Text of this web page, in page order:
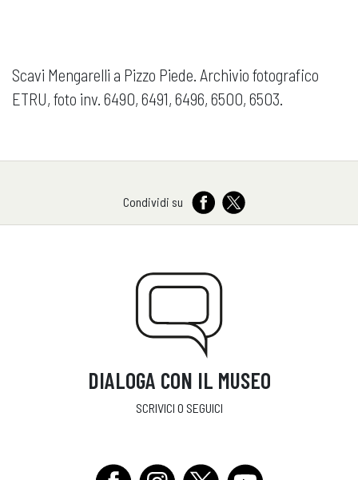
Scavi Mengarelli a Pizzo Piede. Archivio fotografico
ETRU, foto inv. 6490, 6491, 6496, 6500, 6503.
Condividi su
DIALOGA CON IL MUSEO
SCRIVICI O SEGUICI